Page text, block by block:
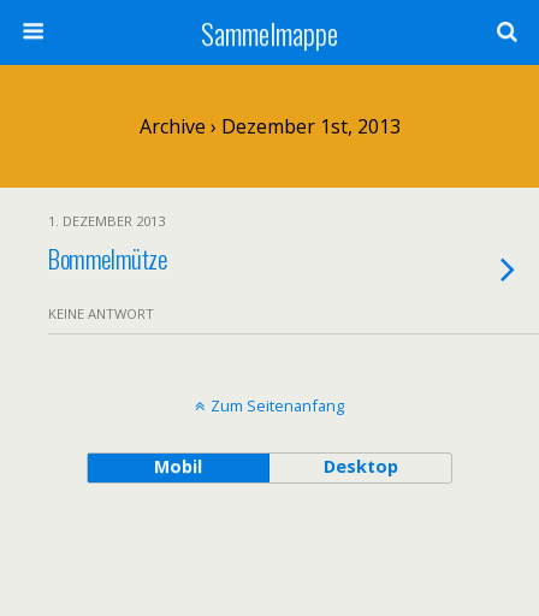
Sammelmappe
Archive › Dezember 1st, 2013
1. DEZEMBER 2013
Bommelmütze
KEINE ANTWORT
Zum Seitenanfang
Mobil Desktop